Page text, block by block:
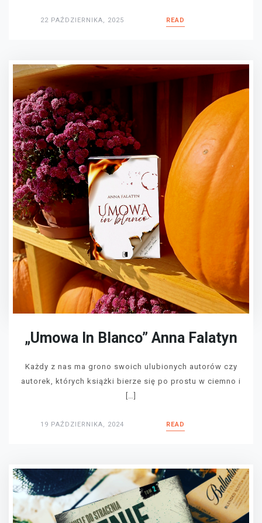
22 PAŹDZIERNIKA, 2025 READ
„Umowa In Blanco” Anna Falatyn
Każdy z nas ma grono swoich ulubionych autorów czy
autorek, których książki bierze się po prostu w ciemno i
19 PAŹDZIERNIKA, 2024 READ